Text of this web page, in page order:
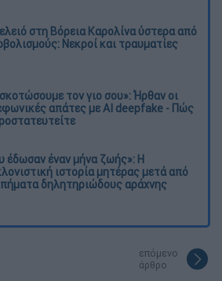
στη Βόρεια Καρολίνα ύστερα από
Νεκροί και τραυματίες
τον γιο σου»: Ήρθαν οι
απάτες με AI deepfake - Πώς
έδωσαν έναν μήνα ζωής»: Η
ιστορία μητέρας μετά από
δηλητηριώδους αράχνης
επόμενο
άρθρο